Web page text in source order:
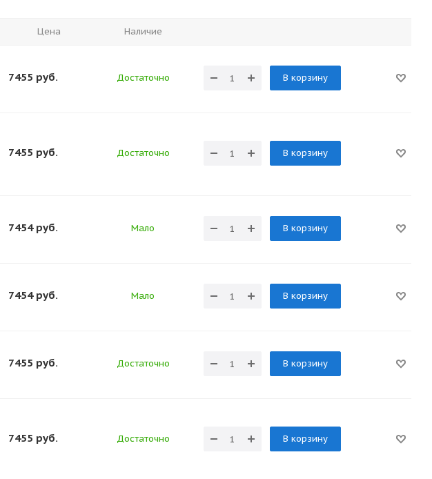
Цена Наличие
7455 руб. Достаточно В корзину
7455 руб. Достаточно В корзину
7454руб. Мало В корзину
7454руб. Мало В корзину
7455 руб. Достаточно В корзину
7455 руб. Достаточно В корзину